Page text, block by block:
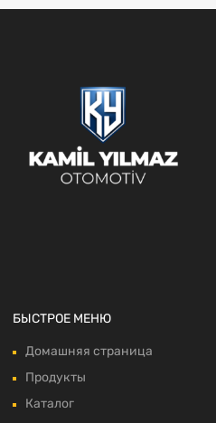
БЫСТРОЕ МЕНЮ
Домашняя страница
Продукты
Каталог